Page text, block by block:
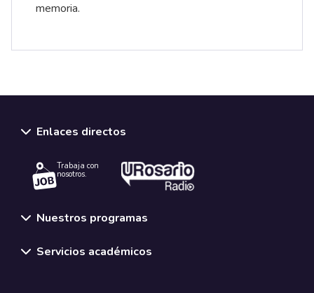
memoria.
Enlaces directos
Trabaja con
nosotros.
Nuestros programas
Servicios académicos